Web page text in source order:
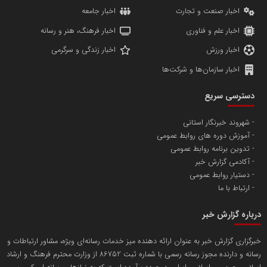
پایگاه اطلاع رسانی اعتلای نهادهای مردمی
تامین آهن اسفنجی تولیدکنندگان فولاد در کشور
تریبون
مسعودصادقی
اخبار صنعت و تجارت
اخبار جامعه
اخبار علم و فناوری
اخبار فرهنگ، هنر و رسانه
اخبار ورزش
اخبار زندگی و سرگرمی
اخبار سازمان‌ها و شرکت‌ها
دسترسی سریع
شهروند خبرنگار استانی
آموزش دوره های روابط عمومی
تدوین برنامه روابط عمومی
آکادمی گزارش خبر
دستیار روابط عمومی
ارتباط با ما
درباره گزارش خبر
خبرگزاری گزارش خبر به عنوان ارائه دهنده میز خدمات رسانه‌ای ویژه، مشاور ارتباطات و
رسانه و دارنده مجوز رسانه رسمی با شماره ثبت 86752 از وزارت محترم فرهنگ و ارشاد